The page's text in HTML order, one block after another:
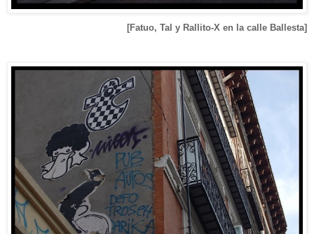
[Fatuo, Tal y Rallito-X en la calle Ballesta]